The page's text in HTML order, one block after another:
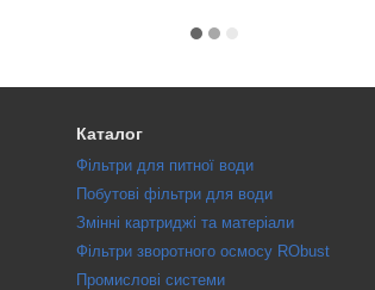
Каталог
Фільтри для питної води
Побутові фільтри для води
Змінні картриджі та матеріали
Фільтри зворотного осмосу RObust
Промислові системи